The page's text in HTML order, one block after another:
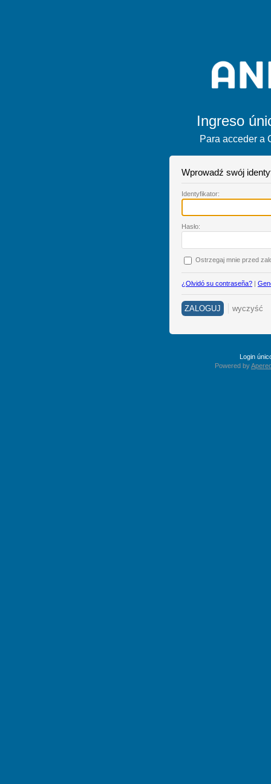
Ingreso
Para acceder a
Wprowadź swój
Identyfikator:
Hasło:
Ostrzegaj mnie przed
¿Olvidó su contraseña? |
Login
Powered by